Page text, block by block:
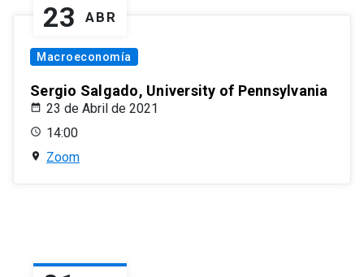
23 ABR
Macroeconomía
Sergio Salgado, University of Pennsylvania
23 de Abril de 2021
14:00
Zoom